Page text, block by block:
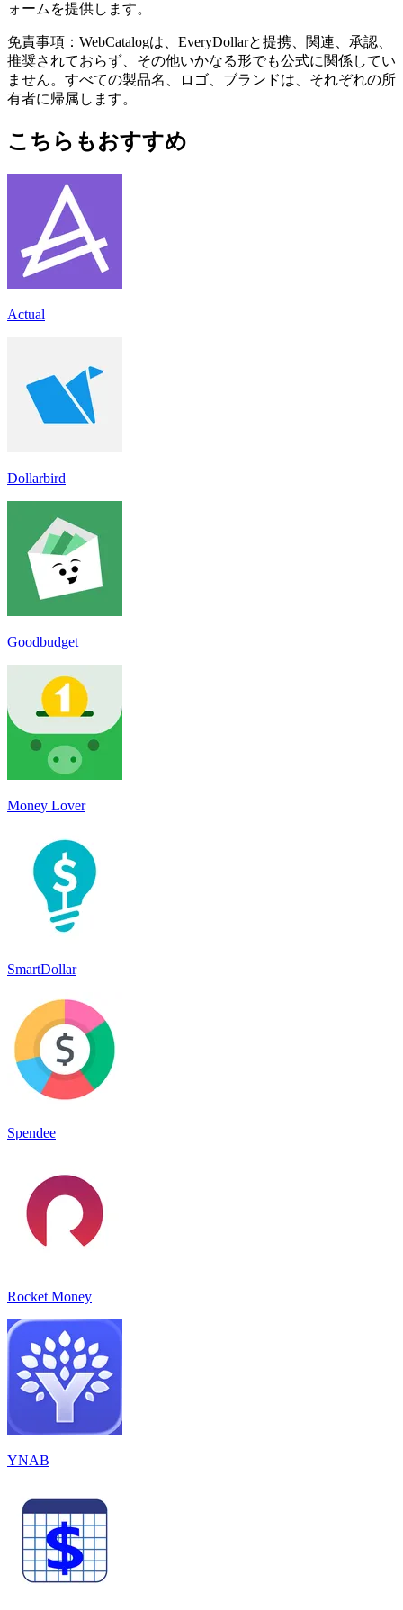
ォームを提供します。
免責事項：WebCatalogは、EveryDollarと提携、関連、承認、
推奨されておらず、その他いかなる形でも公式に関係してい
ません。すべての製品名、ロゴ、ブランドは、それぞれの所
有者に帰属します。
こちらもおすすめ
Actual
Dollarbird
Goodbudget
Money Lover
SmartDollar
Spendee
Rocket Money
YNAB